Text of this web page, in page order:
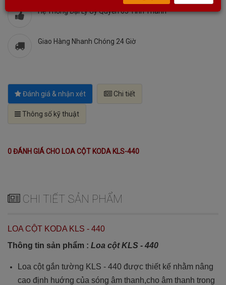
Hệ Thống Đại Lý Ủy Quyền 63 Tỉnh Thành
Giao Hàng Nhanh Chóng 24 Giờ
Đánh giá & nhận xét Chi tiết
Thông số kỹ thuật
0 ĐÁNH GIÁ CHO LOA CỘT KODA KLS-440
CHI TIẾT SẢN PHẨM
LOA CỘT KODA KLS - 440
Thông tin sản phẩm : Loa cột KLS - 440
Loa cột gắn tường KLS - 440 được thiết kế nhằm nâng
cao định huớng của sóng âm thanh,cho âm thanh trong